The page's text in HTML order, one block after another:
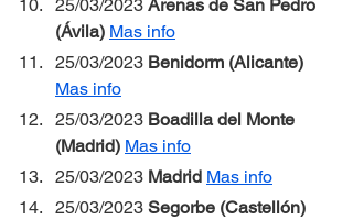
25/03/2023 Arenas de San Pedro
(Ávila) Mas info
25/03/2023 Benidorm (Alicante)
Mas info
25/03/2023 Boadilla del Monte
(Madrid) Mas info
25/03/2023 Madrid Mas info
25/03/2023 Segorbe (Castellón)